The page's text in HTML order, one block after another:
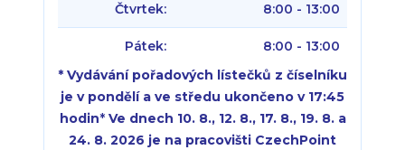
Čtvrtek: 8:00 - 13:00
Pátek:
8:00 - 13:00
* Vydávání pořadových lístečků z číselníku
je v pondělí a ve středu ukončeno v 17:45
hodin* Ve dnech 10. 8., 12. 8., 17. 8., 19. 8. a
24. 8. 2026 je na pracovišti CzechPoint